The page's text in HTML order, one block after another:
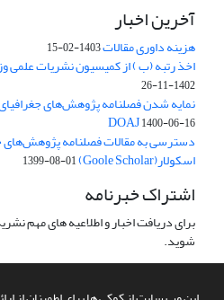
آخرین اخبار
هزینه داوری مقالات1403-02-15
اخذ رتبه (ب ) از کمیسیون نشریات علمی
1402-11-26
نمایه شدن فصلنامه پژوهش‌های جغرافیای
DOAJ1400-06-16
دسترسی به مقالات فصلنامه پژوهش‌های
اسکولار(Goole Scholar) 1399-08-01
اشتراک خبرنامه
برای دریافت اخبار و اطلاعیه های مهم
شوید.